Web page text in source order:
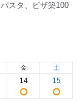
スタ、ピザ築100
金
14
土
15